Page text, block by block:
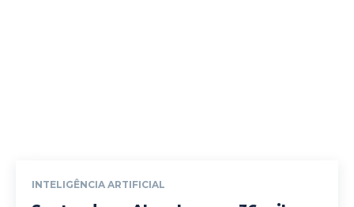
INTELIGÊNCIA ARTIFICIAL